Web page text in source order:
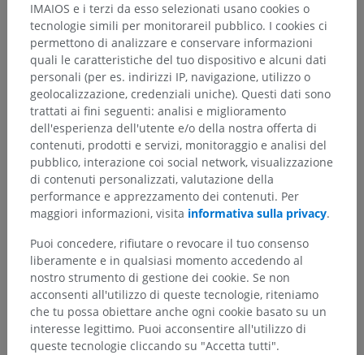
Anatomia comparata negli animali
Traduzioni
Hai notato un errore?
un miglioramento dei contenuti.
Segnala un problema
SCARICA L'APP
IMAIOS e i terzi da esso selezionati usano cookies o
tecnologie simili per monitorareil pubblico. I cookies ci
permettono di analizzare e conservare informazioni
quali le caratteristiche del tuo dispositivo e alcuni dati
personali (per es. indirizzi IP, navigazione, utilizzo o
geolocalizzazione, credenziali uniche). Questi dati sono
trattati ai fini seguenti: analisi e miglioramento
dell'esperienza dell'utente e/o della nostra offerta di
contenuti, prodotti e servizi, monitoraggio e analisi del
pubblico, interazione coi social network, visualizzazione
di contenuti personalizzati, valutazione della
performance e apprezzamento dei contenuti. Per
maggiori informazioni, visita informativa sulla privacy.
Puoi concedere, rifiutare o revocare il tuo consenso
liberamente e in qualsiasi momento accedendo al
nostro strumento di gestione dei cookie. Se non
acconsenti all'utilizzo di queste tecnologie, riteniamo
che tu possa obiettare anche ogni cookie basato su un
interesse legittimo. Puoi acconsentire all'utilizzo di
queste tecnologie cliccando su "Accetta tutti".